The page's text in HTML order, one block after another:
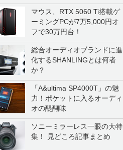
マウス、RTX 5060 Ti搭載ゲ
ーミングPCが7万5,000円オ
フで30万円台！
総合オーディオブランドに進
化するSHANLINGとは何者
か？
「A&ultima SP4000T」の魅
力！ポケットに入るオーディ
オの醍醐味
ソニーミラーレス一眼の大特
集！ 見どころ記事まとめ